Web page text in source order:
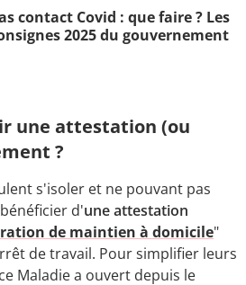
contact Covid : que faire ? Les
2025 du gouvernement
une attestation (ou
?
s'isoler et ne pouvant pas
d'une attestation
de maintien à domicile"
de travail. Pour simplifier leurs
Maladie a ouvert depuis le